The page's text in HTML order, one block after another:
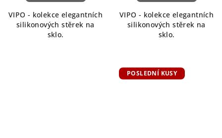
z
5
hvězdiček.
VIPO - kolekce elegantních
silikonových stěrek na
sklo.
VIPO - kolekce elegantních
silikonových stěrek na
sklo.
POSLEDNÍ KUSY